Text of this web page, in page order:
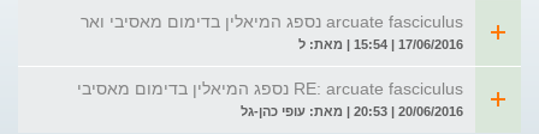
arcuate fasciculus נספג המיאלין בדימום מאסיבי ואר
17/06/2016 | 15:54 | מאת: ל
RE: arcuate fasciculus נספג המיאלין בדימום מאסיבי
20/06/2016 | 20:53 | מאת: עופי כהן-גל